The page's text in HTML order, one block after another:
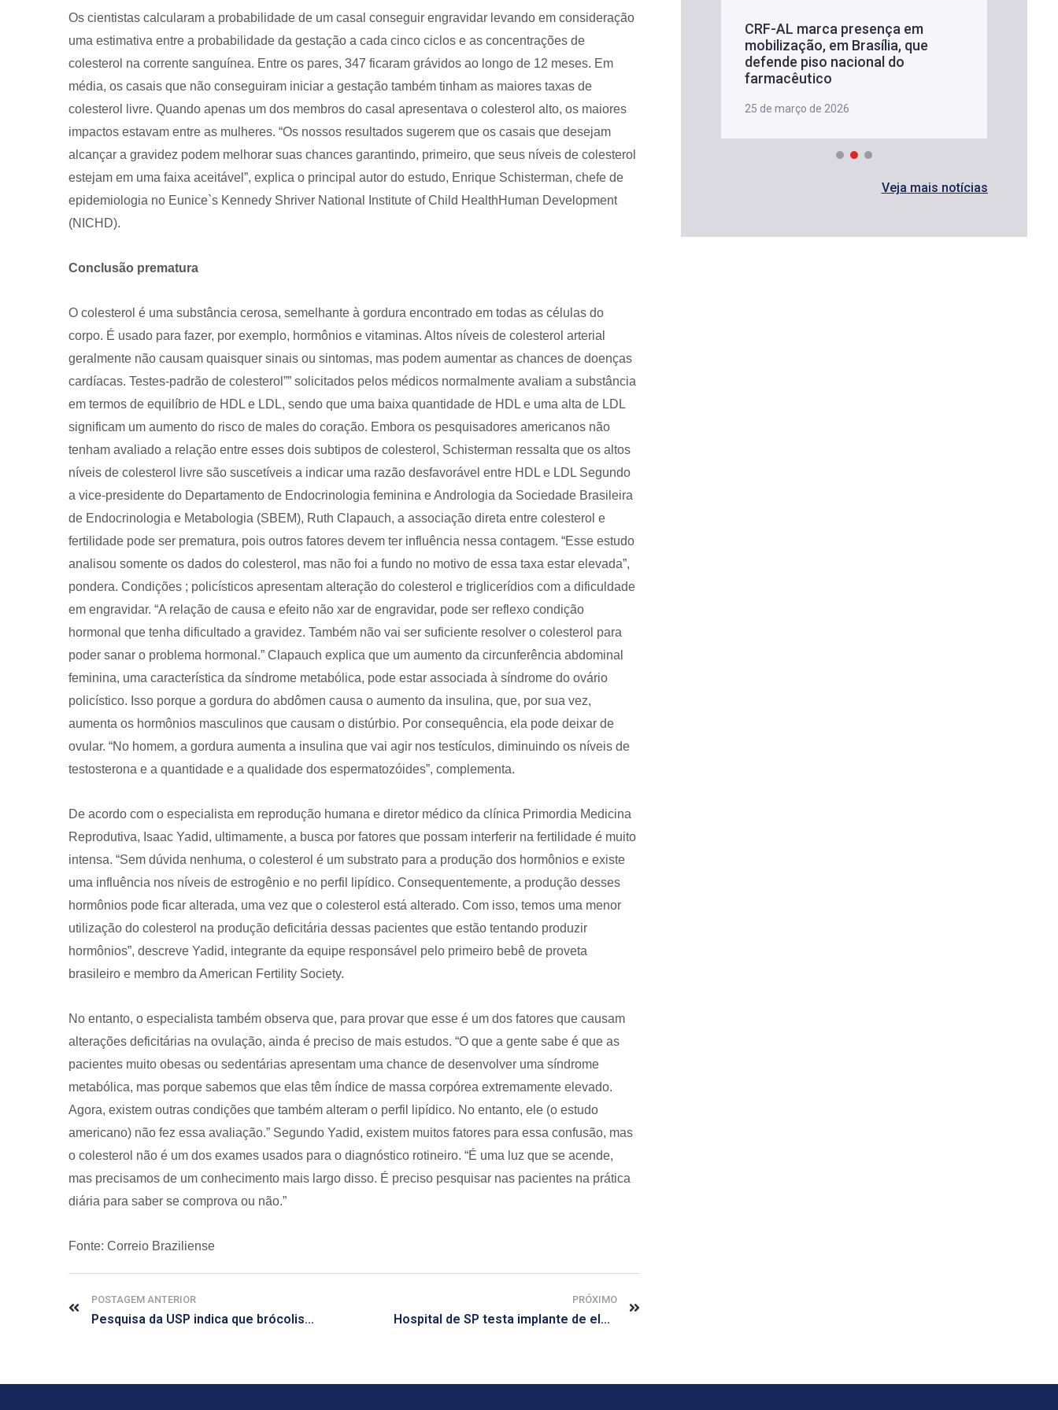
Os cientistas calcularam a probabilidade de um casal conseguir engravidar levando em consideração
uma estimativa entre a probabilidade da gestação a cada cinco ciclos e as concentrações de
colesterol na corrente sanguínea. Entre os pares, 347 ficaram grávidos ao longo de 12 meses. Em
média, os casais que não conseguiram iniciar a gestação também tinham as maiores taxas de
colesterol livre. Quando apenas um dos membros do casal apresentava o colesterol alto, os maiores
impactos estavam entre as mulheres. “Os nossos resultados sugerem que os casais que desejam
alcançar a gravidez podem melhorar suas chances garantindo, primeiro, que seus níveis de colesterol
estejam em uma faixa aceitável”, explica o principal autor do estudo, Enrique Schisterman, chefe de
epidemiologia no Eunice`s Kennedy Shriver National Institute of Child HealthHuman Development
(NICHD).
Conclusão prematura
O colesterol é uma substância cerosa, semelhante à gordura encontrado em todas as células do
corpo. É usado para fazer, por exemplo, hormônios e vitaminas. Altos níveis de colesterol arterial
geralmente não causam quaisquer sinais ou sintomas, mas podem aumentar as chances de doenças
cardíacas. Testes-padrão de colesterol”” solicitados pelos médicos normalmente avaliam a substância
em termos de equilíbrio de HDL e LDL, sendo que uma baixa quantidade de HDL e uma alta de LDL
significam um aumento do risco de males do coração. Embora os pesquisadores americanos não
tenham avaliado a relação entre esses dois subtipos de colesterol, Schisterman ressalta que os altos
níveis de colesterol livre são suscetíveis a indicar uma razão desfavorável entre HDL e LDL Segundo
a vice-presidente do Departamento de Endocrinologia feminina e Andrologia da Sociedade Brasileira
de Endocrinologia e Metabologia (SBEM), Ruth Clapauch, a associação direta entre colesterol e
fertilidade pode ser prematura, pois outros fatores devem ter influência nessa contagem. “Esse estudo
analisou somente os dados do colesterol, mas não foi a fundo no motivo de essa taxa estar elevada”,
pondera. Condições ; policísticos apresentam alteração do colesterol e triglicerídios com a dificuldade
em engravidar. “A relação de causa e efeito não xar de engravidar, pode ser reflexo condição
hormonal que tenha dificultado a gravidez. Também não vai ser suficiente resolver o colesterol para
poder sanar o problema hormonal.” Clapauch explica que um aumento da circunferência abdominal
feminina, uma característica da síndrome metabólica, pode estar associada à síndrome do ovário
policístico. Isso porque a gordura do abdômen causa o aumento da insulina, que, por sua vez,
aumenta os hormônios masculinos que causam o distúrbio. Por consequência, ela pode deixar de
ovular. “No homem, a gordura aumenta a insulina que vai agir nos testículos, diminuindo os níveis de
testosterona e a quantidade e a qualidade dos espermatozóides”, complementa.
De acordo com o especialista em reprodução humana e diretor médico da clínica Primordia Medicina
Reprodutiva, Isaac Yadid, ultimamente, a busca por fatores que possam interferir na fertilidade é muito
intensa. “Sem dúvida nenhuma, o colesterol é um substrato para a produção dos hormônios e existe
uma influência nos níveis de estrogênio e no perfil lipídico. Consequentemente, a produção desses
hormônios pode ficar alterada, uma vez que o colesterol está alterado. Com isso, temos uma menor
utilização do colesterol na produção deficitária dessas pacientes que estão tentando produzir
hormônios”, descreve Yadid, integrante da equipe responsável pelo primeiro bebê de proveta
brasileiro e membro da American Fertility Society.
No entanto, o especialista também observa que, para provar que esse é um dos fatores que causam
alterações deficitárias na ovulação, ainda é preciso de mais estudos. “O que a gente sabe é que as
pacientes muito obesas ou sedentárias apresentam uma chance de desenvolver uma síndrome
metabólica, mas porque sabemos que elas têm índice de massa corpórea extremamente elevado.
Agora, existem outras condições que também alteram o perfil lipídico. No entanto, ele (o estudo
americano) não fez essa avaliação.” Segundo Yadid, existem muitos fatores para essa confusão, mas
o colesterol não é um dos exames usados para o diagnóstico rotineiro. “É uma luz que se acende,
mas precisamos de um conhecimento mais largo disso. É preciso pesquisar nas pacientes na prática
diária para saber se comprova ou não.”
Fonte: Correio Braziliense
POSTAGEM ANTERIOR
Pesquisa da USP indica que brócolis com selênio ajuda a combater o câncer
PRÓXIMO
Hospital de SP testa implante de eletrodo contra depressão
CRF-AL marca presença em
mobilização, em Brasília, que
defende piso nacional do
farmacêutico
25 de março de 2026
Veja mais notícias